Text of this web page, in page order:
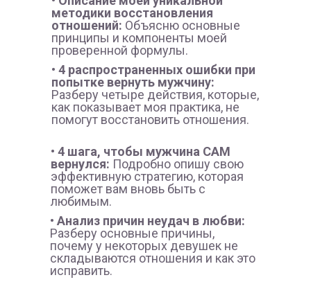
• 4 распространенных ошибки при
попытке вернуть мужчину:
Разберу четыре действия, которые,
как показывает моя практика, не
помогут восстановить отношения.
• Анализ причин неудач в любви:
Разберу основные причины,
почему у некоторых девушек не
складываются отношения и как это
исправить.
• 4 шага, чтобы мужчина САМ
вернулся: Подробно опишу свою
эффективную стратегию, которая
поможет вам вновь быть с
любимым.
методики восстановления
отношений: Объясню основные
принципы и компоненты моей
проверенной формулы.